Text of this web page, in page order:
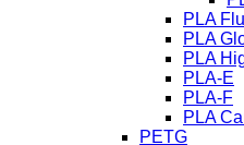
PLA
PLA
PLA
PLA-E
PLA-F
PLA
PETG